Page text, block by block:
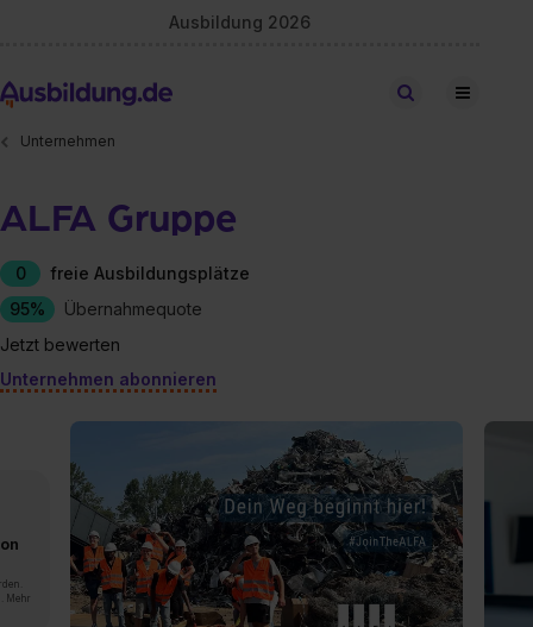
Ausbildung 2026
Stellen finden
Unternehmen
ALFA Gruppe
0
freie Ausbildungsplätze
95%
Übernahmequote
Jetzt bewerten
Unternehmen abonnieren
Mehr